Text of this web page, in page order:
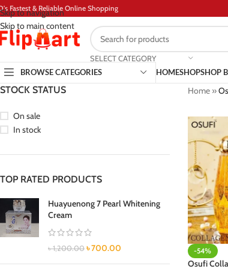
Skip to navigation
Skip to main content
Fastest & Reliable Online Shopping
SELECT CATEGORY
BROWSE CATEGORIES
HOMESHOPSHOP
STOCK STATUS
On sale
In stock
TOP RATED PRODUCTS
Huayuenong 7 Pearl Whitening
Cream
৳1,200.00 ৳700.00
Home»
-54%
Osufi